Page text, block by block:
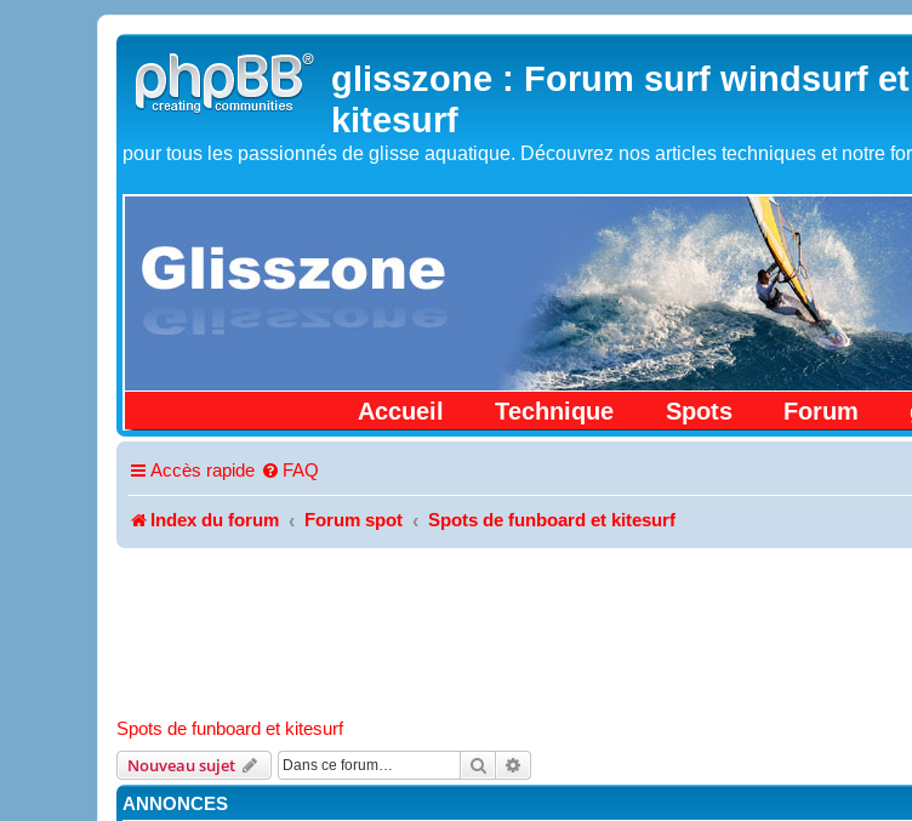
glisszone : Forum surf windsurf et
kitesurf
pour tous les passionnés de glisse aquatique. Découvrez nos articles techniques et notre
Accueil Technique Spots Forum
Accès rapide FAQ
Index du forum Forum spot Spots de funboard et kitesurf
Spots de funboard et kitesurf
Nouveau sujet Rechercher
ANNONCES